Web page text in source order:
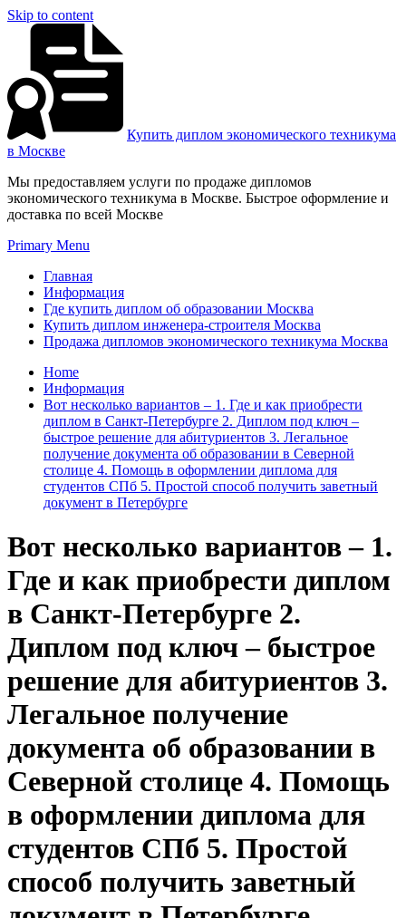
Skip to content
Купить диплом экономического техникума
в Москве
Мы предоставляем услуги по продаже дипломов
экономического техникума в Москве. Быстрое оформление и
доставка по всей Москве
Primary Menu
Главная
Информация
Где купить диплом об образовании Москва
Купить диплом инженера-строителя Москва
Продажа дипломов экономического техникума Москва
Home
Информация
Вот несколько вариантов – 1. Где и как приобрести
диплом в Санкт-Петербурге 2. Диплом под ключ –
быстрое решение для абитуриентов 3. Легальное
получение документа об образовании в Северной
столице 4. Помощь в оформлении диплома для
студентов СПб 5. Простой способ получить заветный
документ в Петербурге
Вот несколько вариантов – 1.
Где и как приобрести диплом
в Санкт-Петербурге 2.
Диплом под ключ – быстрое
решение для абитуриентов 3.
Легальное получение
документа об образовании в
Северной столице 4. Помощь
в оформлении диплома для
студентов СПб 5. Простой
способ получить заветный